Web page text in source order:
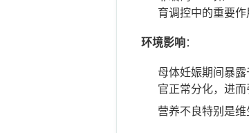
育调控中的重要作
环境影响：
母体妊娠期间暴
官正常分化，进而
营养不良特别是